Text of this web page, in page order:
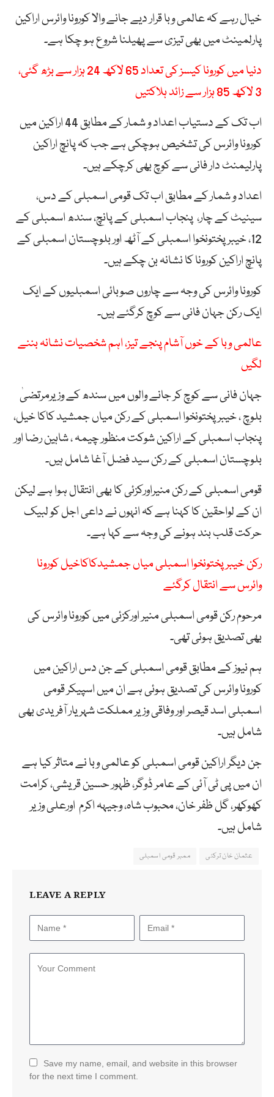
خیال رہے کہ عالمی وبا قرار دیے جانے والا کورونا وائرس اراکین
پارلمینٹ میں بھی تیزی سے پھیلنا شروع ہو چکا ہے۔
دنیا میں کورونا کیسز کی تعداد 65 لاکھ 24 ہزار سے بڑھ گئی،
3 لاکھ 85 ہزار سے زائد ہلاکتیں
اب تک کے دستیاب اعداد و شمار کے مطابق 44 اراکین میں
کورونا وائرس کی تشخیص ہوچکی ہے جب کہ پانچ اراکین
پارلیمنٹ دار فانی سے کوچ بھی کرچکے ہیں۔
اعداد و شمار کے مطابق اب تک قومی اسمبلی کے دس،
سینیٹ کے چار، پنجاب اسمبلی کے پانچ، سندھ اسمبلی کے
12، خیبرپختونخوا اسمبلی کے آٹھ اور بلوچستان اسمبلی کے
پانچ اراکین کورونا کا نشانہ بن چکے ہیں۔
کورونا وائرس کی وجہ سے چاروں صوبائی اسمبلیوں کے ایک
ایک رکن جہان فانی سے کوچ کرگئے ہیں۔
عالمی وبا کے خوں آشام پنجے تیز، اہم شخصیات نشانہ بننے
لگیں
جہان فانی سے کوچ کر جانے والوں میں سندھ کے وزیرمرتضیٰ
بلوچ ، خیبر پختونخوا اسمبلی کے رکن میاں جمشید کاکا خیل،
پنجاب اسمبلی کے اراکین شوکت منظور چیمہ ، شاہین رضا اور
بلوچستان اسمبلی کے رکن سید فضل آغا شامل ہیں۔
قومی اسمبلی کے رکن منیراورکزئی کا بھی انتقال ہوا ہے لیکن
ان کے لواحقین کا کہنا ہے کہ انہوں نے داعی اجل کو لبیک
حرکت قلب بند ہونے کی وجہ سے کہا ہے۔
رکن خیبرپختونخوا اسمبلی میاں جمشیدکاکاخیل کورونا
وائرس سے انتقال کرگئے
مرحوم رکن قومی اسمبلی منیر اورکزئی میں کورونا وائرس کی
بھی تصدیق ہوئی تھی۔
ہم نیوز کے مطابق قومی اسمبلی کے جن دس اراکین میں
کورونا وائرس کی تصدیق ہوئی ہے ان میں اسپیکر قومی
اسمبلی اسد قیصر اور وفاقی وزیر مملکت شہریار آفریدی بھی
شامل ہیں۔
جن دیگر اراکین قومی اسمبلی کو عالمی وبا نے متاثر کیا ہے
ان میں پی ٹی آئی کے عامر ڈوگر، ظہور حسین قریشی، کرامت
کھوکھر، گل ظفر خان، محبوب شاہ، وجیہہ اکرم اورعلی وزیر
شامل ہیں۔
عثمان خان ترکئی ممبر قومی اسمبلی
LEAVE A REPLY
Save my name, email, and website in this browser
for the next time I comment.